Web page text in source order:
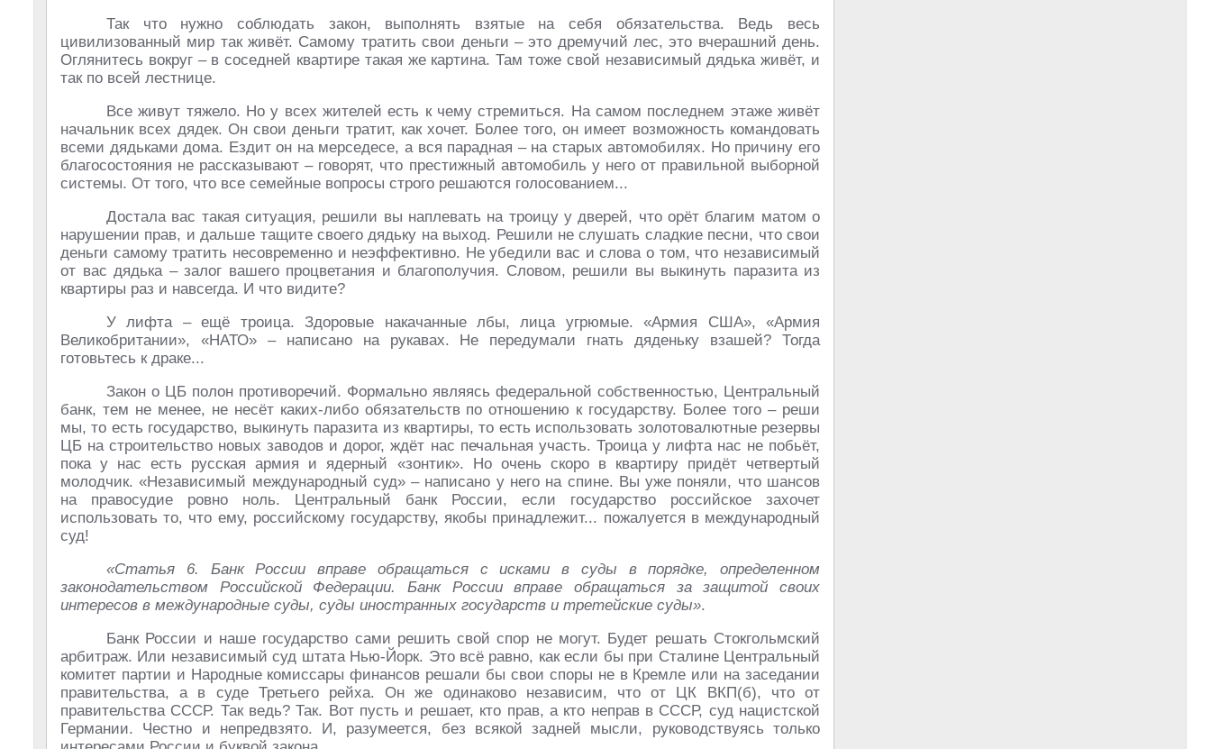
Так что нужно соблюдать закон, выполнять взятые на себя обязательства. Ведь весь
цивилизованный мир так живёт. Самому тратить свои деньги – это дремучий лес, это вчерашний день.
Оглянитесь вокруг – в соседней квартире такая же картина. Там тоже свой независимый дядька живёт, и
так по всей лестнице.
Все живут тяжело. Но у всех жителей есть к чему стремиться. На самом последнем этаже живёт
начальник всех дядек. Он свои деньги тратит, как хочет. Более того, он имеет возможность командовать
всеми дядьками дома. Ездит он на мерседесе, а вся парадная – на старых автомобилях. Но причину его
благосостояния не рассказывают – говорят, что престижный автомобиль у него от правильной выборной
системы. От того, что все семейные вопросы строго решаются голосованием...
Достала вас такая ситуация, решили вы наплевать на троицу у дверей, что орёт благим матом о
нарушении прав, и дальше тащите своего дядьку на выход. Решили не слушать сладкие песни, что свои
деньги самому тратить несовременно и неэффективно. Не убедили вас и слова о том, что независимый
от вас дядька – залог вашего процветания и благополучия. Словом, решили вы выкинуть паразита из
квартиры раз и навсегда. И что видите?
У лифта – ещё троица. Здоровые накачанные лбы, лица угрюмые. «Армия США», «Армия
Великобритании», «НАТО» – написано на рукавах. Не передумали гнать дяденьку взашей? Тогда
готовьтесь к драке...
Закон о ЦБ полон противоречий. Формально являясь федеральной собственностью, Центральный
банк, тем не менее, не несёт каких-либо обязательств по отношению к государству. Более того – реши
мы, то есть государство, выкинуть паразита из квартиры, то есть использовать золотовалютные резервы
ЦБ на строительство новых заводов и дорог, ждёт нас печальная участь. Троица у лифта нас не побьёт,
пока у нас есть русская армия и ядерный «зонтик». Но очень скоро в квартиру придёт четвертый
молодчик. «Независимый международный суд» – написано у него на спине. Вы уже поняли, что шансов
на правосудие ровно ноль. Центральный банк России, если государство российское захочет
использовать то, что ему, российскому государству, якобы принадлежит... пожалуется в международный
суд!
«Статья 6. Банк России вправе обращаться с исками в суды в порядке, определенном
законодательством Российской Федерации. Банк России вправе обращаться за защитой своих
интересов в международные суды, суды иностранных государств и третейские суды».
Банк России и наше государство сами решить свой спор не могут. Будет решать Стокгольмский
арбитраж. Или независимый суд штата Нью-Йорк. Это всё равно, как если бы при Сталине Центральный
комитет партии и Народные комиссары финансов решали бы свои споры не в Кремле или на заседании
правительства, а в суде Третьего рейха. Он же одинаково независим, что от ЦК ВКП(б), что от
правительства СССР. Так ведь? Так. Вот пусть и решает, кто прав, а кто неправ в СССР, суд нацистской
Германии. Честно и непредвзято. И, разумеется, без всякой задней мысли, руководствуясь только